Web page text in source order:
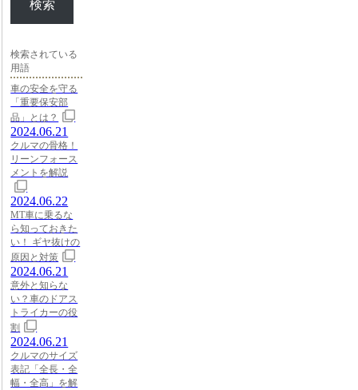
検索
検索されている
用語
車の安全を守る
「重要保安部
品」とは？
2024.06.21
クルマの骨格！
リーンフォース
メントを解説
2024.06.22
MT車に乗るな
ら知っておきた
い！ ギヤ抜けの
原因と対策
2024.06.21
意外と知らな
い？車のドアス
トライカーの役
割
2024.06.21
クルマのサイズ
表記「全長・全
幅・全高」を解